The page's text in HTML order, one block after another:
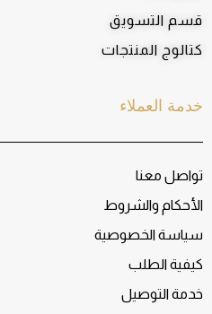
خدمة العملاء
تواصل معنا
الأحكام والشروط
سياسة الخصوصية
كيفية الطلب
خدمة التوصيل
قسم التسويق
كتالوج المنتجات